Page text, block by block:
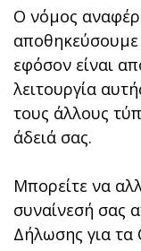
Ο νόμος
εφόσον είναι
λειτουργία
τους άλλους
άδειά σας.
Μπορείτε να
συναίνεσή σας
Δήλωσης για τα